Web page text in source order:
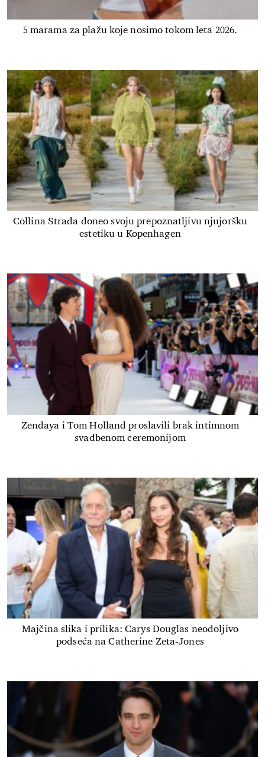
5 marama za plažu koje nosimo tokom leta 2026.
Collina Strada doneo svoju prepoznatljivu njujoršku
estetiku u Kopenhagen
Zendaya i Tom Holland proslavili brak intimnom
svadbenom ceremonijom
Majčina slika i prilika: Carys Douglas neodoljivo
podseća na Catherine Zeta-Jones